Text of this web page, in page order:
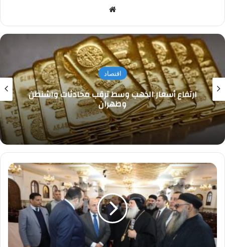
اقتصاد
ارتفاع أسعار الذهب وسط ترقب محادثات واشنطن
وطهران
محافظ
كفرالشيخ
يشهد
الاحتفالات
بعيد
الميلاد
المجيد
بكنيسة